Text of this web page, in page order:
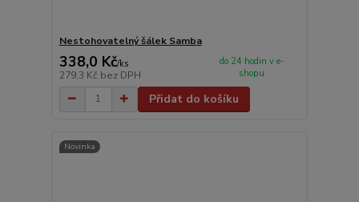
Nestohovatelný šálek Samba
338,0 Kč/ks
279,3 Kč bez DPH
do 24 hodin v e-
shopu
Přidat do košíku
Novinka